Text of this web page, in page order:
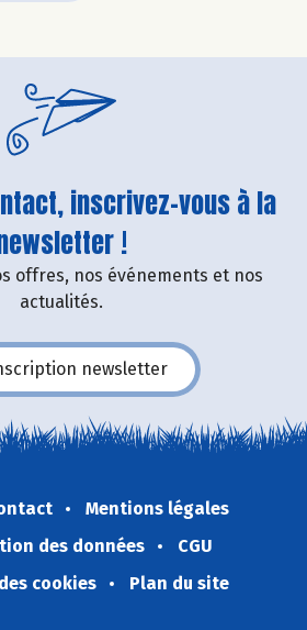
inscrivez-vous à la
!
offres, nos événements et nos
actualités.
newsletter
Mentions légales
des données
CGU
cookies
Plan du site